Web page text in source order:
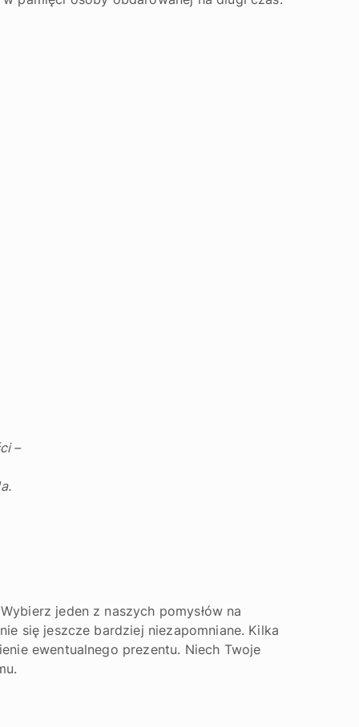
–
jeden z naszych pomysłów na
się jeszcze bardziej niezapomniane. Kilka
ewentualnego prezentu. Niech Twoje